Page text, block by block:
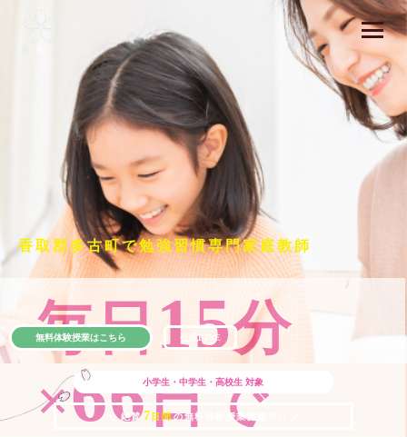
香取郡多古町で勉強習慣専門家庭教師
毎日15分
×66日で
小学生・中学生・高校生 対象
＼ 絶賛 7 日間の無料体験授業実施中!! ／
無料体験授業はこちら 公式LINE